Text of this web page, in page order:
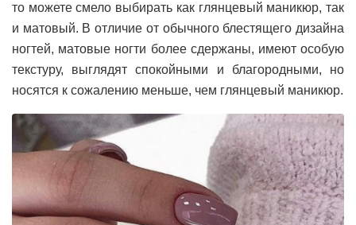
то можете смело выбирать как глянцевый маникюр, так
и матовый. В отличие от обычного блестящего дизайна
ногтей, матовые ногти более сдержаны, имеют особую
текстуру, выглядят спокойными и благородными, но
носятся к сожалению меньше, чем глянцевый маникюр.